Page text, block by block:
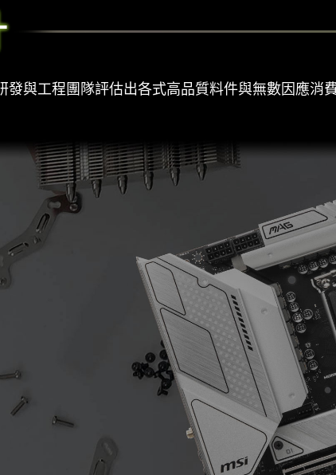
與工程團隊評估出各式高品質料件與無數因應消